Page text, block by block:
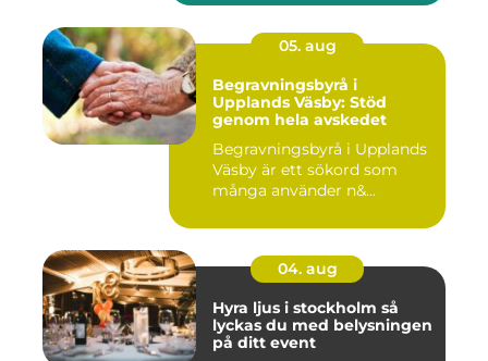
05. aug
Begravningsbyrå i
Upplands Väsby: Stöd
genom hela avskedet
Begravningsbyrå i Upplands
Väsby är ett sökord som
många använder n&...
04. aug
Hyra ljus i stockholm så
lyckas du med belysningen
på ditt event